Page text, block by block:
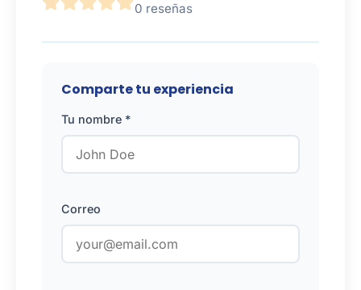
0 reseñas
Comparte tu experiencia
Tu nombre *
Correo